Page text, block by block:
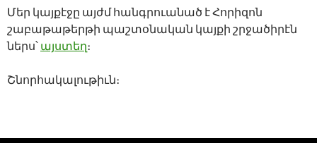
Մեր կայքէջը այժմ հանգրուանած է Հորիզոն
շաբաթաթերթի պաշտօնական կայքի շրջածիրէն
ներս՝ այստեղ։
Շնորհակալութիւն։